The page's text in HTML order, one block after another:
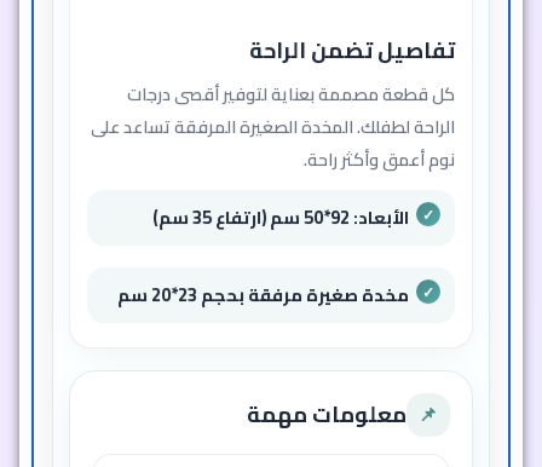
تفاصيل تضمن الراحة
كل قطعة مصممة بعناية لتوفير أقصى درجات
الراحة لطفلك. المخدة الصغيرة المرفقة تساعد على
نوم أعمق وأكثر راحة.
الأبعاد: 92*50 سم (ارتفاع 35 سم)
مخدة صغيرة مرفقة بحجم 23*20 سم
📌 معلومات مهمة